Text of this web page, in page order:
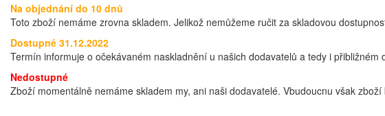
Na objednání do 10 dnů
Toto zboží nemáme zrovna skladem. Jelikož nemůžeme ručit za skladovou
Dostupné 31.12.2022
Termín informuje o očekávaném naskladnění u našich dodavatelů a tedy i přibližném
Nedostupné
Zboží momentálně nemáme skladem my, ani naši dodavatelé. Vbudoucnu však